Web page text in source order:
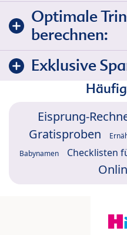
Optimale
berechnen:
Exklusive
Eisprung-
Gratisproben
Babynamen Checklisten